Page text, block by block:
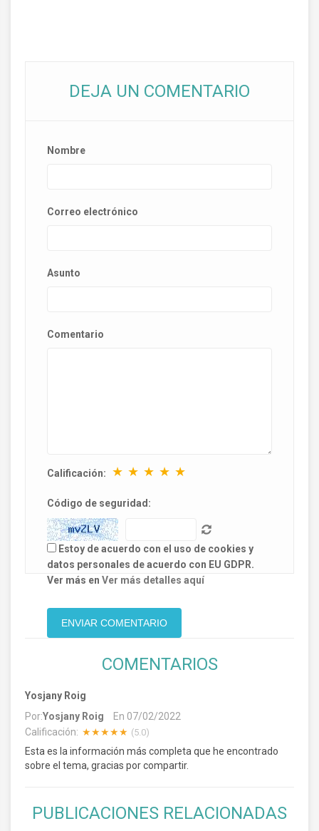
DEJA UN COMENTARIO
Nombre
Correo electrónico
Asunto
Comentario
Calificación: ★ ★ ★ ★ ★
Código de seguridad:
Estoy de acuerdo con el uso de cookies y
datos personales de acuerdo con EU GDPR.
Ver más en Ver más detalles aquí
COMENTARIOS
Yosjany Roig
Por:Yosjany Roig En 07/02/2022
Calificación: ★★★★★ (5.0)
Esta es la información más completa que he encontrado
sobre el tema, gracias por compartir.
PUBLICACIONES RELACIONADAS